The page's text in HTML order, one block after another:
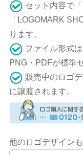
セット内容で
「LOGOMARK
ります。
ファイル形式
PNG・PDFが標準
販売中のロゴ
に譲渡されます。
他のロゴデザイン